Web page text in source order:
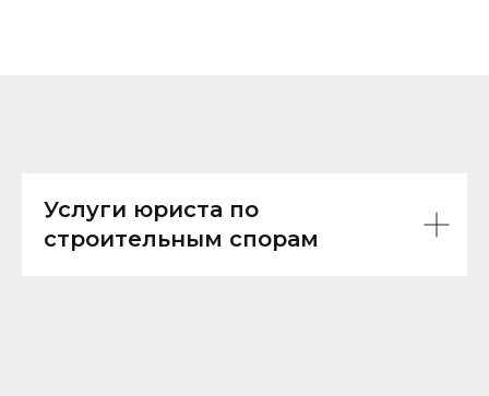
Услуги юриста по
строительным спорам